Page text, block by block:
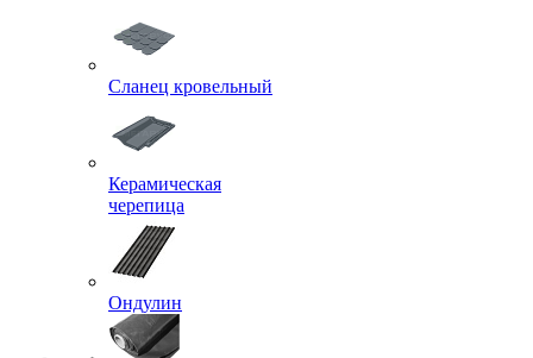
Сланец кровельный
Керамическая
черепица
Ондулин